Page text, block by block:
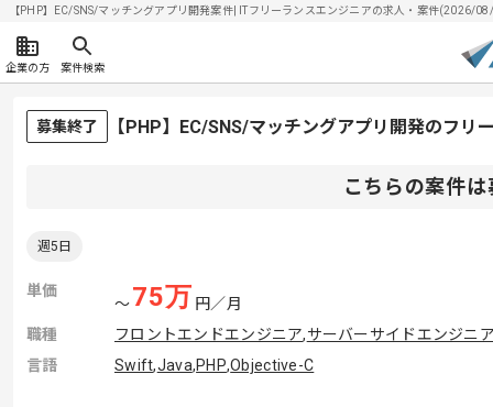
【PHP】EC/SNS/マッチングアプリ開発案件| ITフリーランスエンジニアの求人・案件(2026/
企業の方 案件検索
募集終了 【PHP】EC/SNS/マッチングアプリ開発のフリ
こちらの案件
週5日
単価
〜75万 円／月
職種
フロントエンドエンジニア,サーバーサイドエンジニ
言語
Swift,Java,PHP,Objective-C